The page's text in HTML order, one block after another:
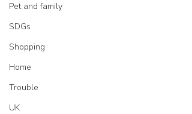
Pet and family
SDGs
Shopping
Home
Trouble
UK